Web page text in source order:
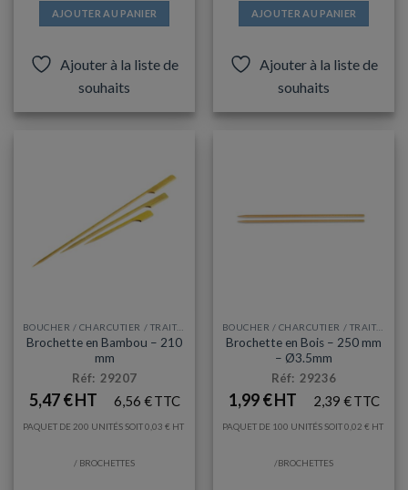
AJOUTER AU PANIER
Ajouter à la liste de
souhaits
AJOUTER AU PANIER
Ajouter à la liste de
souhaits
Brochette en Bambou – 210
mm
Réf: 29207
5,47€ 6,56 €
PAQUET DE 200 UNITÉS SOIT0,03 €
/ BROCHETTES
Brochette en Bois – 250 mm
– Ø3.5mm
Réf: 29236
1,99€ 2,39 €
PAQUET DE 100 UNITÉS SOIT0,02 €
/BROCHETTES